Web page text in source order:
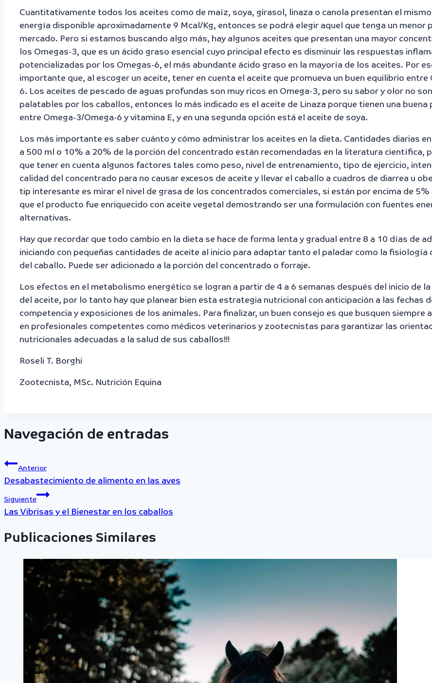
Cuantitativamente todos los aceites como de maíz, soya, girasol, linaza o canola presentan el mismo
energía disponible aproximadamente 9 Mcal/Kg, entonces se podrá elegir aquel que tenga un menor
mercado. Pero si estamos buscando algo más, hay algunos aceites que presentan una mayor
los Omegas-3, que es un ácido graso esencial cuyo principal efecto es disminuir las respuestas
potencializadas por los Omegas-6, el más abundante ácido graso en la mayoría de los aceites. Por
importante que, al escoger un aceite, tener en cuenta el aceite que promueva un buen equilibrio entre
6. Los aceites de pescado de aguas profundas son muy ricos en Omega-3, pero su sabor y olor no son
palatables por los caballos, entonces lo más indicado es el aceite de Linaza porque tienen una buena
entre Omega-3/Omega-6 y vitamina E, y en una segunda opción está el aceite de soya.
Los más importante es saber cuánto y cómo administrar los aceites en la dieta. Cantidades diarias
a 500 ml o 10% a 20% de la porción del concentrado están recomendadas en la literatura científica,
que tener en cuenta algunos factores tales como peso, nivel de entrenamiento, tipo de ejercicio,
calidad del concentrado para no causar excesos de aceite y llevar el caballo a cuadros de diarrea u
tip interesante es mirar el nivel de grasa de los concentrados comerciales, si están por encima de 5%
que el producto fue enriquecido con aceite vegetal demostrando ser una formulación con fuentes
alternativas.
Hay que recordar que todo cambio en la dieta se hace de forma lenta y gradual entre 8 a 10 días de
iniciando con pequeñas cantidades de aceite al inicio para adaptar tanto el paladar como la fisiología
del caballo. Puede ser adicionado a la porción del concentrado o forraje.
Los efectos en el metabolismo energético se logran a partir de 4 a 6 semanas después del inicio de
del aceite, por lo tanto hay que planear bien esta estrategia nutricional con anticipación a las fechas
competencia y exposiciones de los animales. Para finalizar, un buen consejo es que busquen siempre
en profesionales competentes como médicos veterinarios y zootecnistas para garantizar las
nutricionales adecuadas a la salud de sus caballos!!!
Roseli T. Borghi
Zootecnista, MSc. Nutrición Equina
Navegación de entradas
Anterior
Desabastecimiento de alimento en las aves
Siguiente
Las Vibrisas y el Bienestar en los caballos
Publicaciones Similares